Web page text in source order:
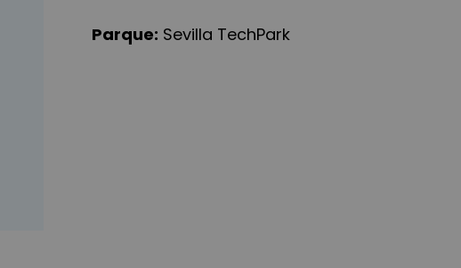
Parque: Sevilla TechPark